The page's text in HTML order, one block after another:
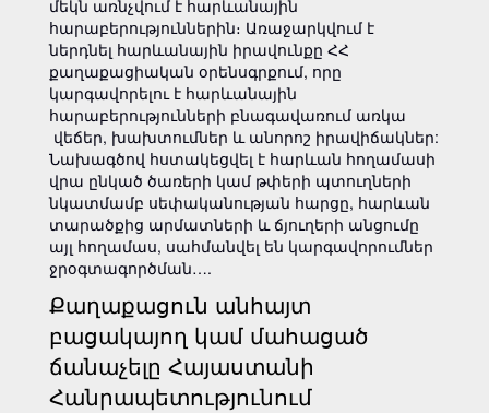
մեկն առնչվում է հարևանային
հարաբերություններին։ Առաջարկվում է
ներդնել հարևանային իրավունքը ՀՀ
քաղաքացիական օրենսգրքում, որը
կարգավորելու է հարևանային
հարաբերությունների բնագավառում առկա
վեճեր, խախտումներ և անորոշ իրավիճակներ:
Նախագծով հստակեցվել է հարևան հողամասի
վրա ընկած ծառերի կամ թփերի պտուղների
նկատմամբ սեփականության հարցը, հարևան
տարածքից արմատների և ճյուղերի անցումը
այլ հողամաս, սահմանվել են կարգավորումներ
ջրօգտագործման….
Քաղաքացուն անհայտ
բացակայող կամ մահացած
ճանաչելը Հայաստանի
Հանրապետությունում